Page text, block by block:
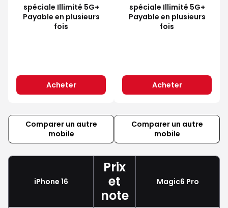
spéciale Illimité 5G+
Payable en plusieurs
fois
Acheter
spéciale Illimité 5G+
Payable en plusieurs
fois
Acheter
Comparer un autre
mobile
Comparer un autre
mobile
iPhone 16
Prix
et
note
Magic6 Pro